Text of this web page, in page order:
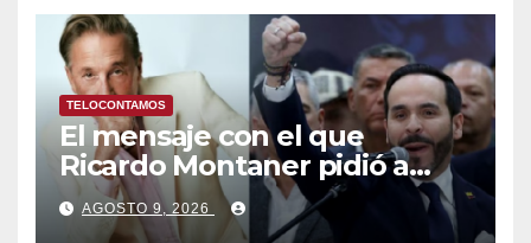
penales
TELOCONTAMOS
El mensaje con el que
Ricardo Montaner pidió a
Abelardo de la Espriella
ayudar a Venezuela
AGOSTO 9, 2026